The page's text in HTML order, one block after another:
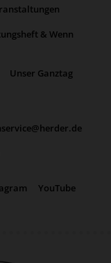
& Wenn
Unser Ganztag
YouTube